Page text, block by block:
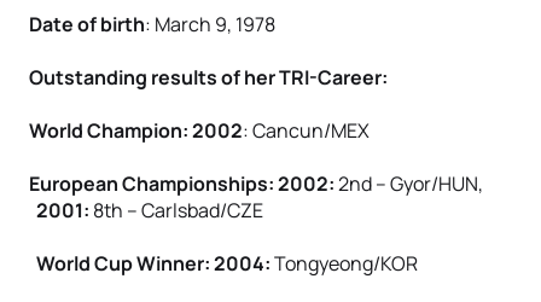
Date of birth: March 9, 1978
Outstanding results of her TRI-Career:
World Champion: 2002: Cancun/MEX
European Championships: 2002:2nd – Gyor/HUN,
2001: 8th – Carlsbad/CZE
World Cup Winner: 2004:Tongyeong/KOR